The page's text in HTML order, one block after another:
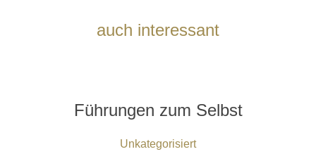
auch interessant
Führungen zum Selbst
Unkategorisiert